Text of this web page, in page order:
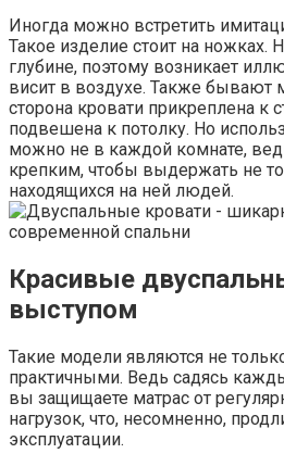
Иногда можно встретить
Такое изделие стоит на ножках.
глубине, поэтому возникает
висит в воздухе. Также бывают
сторона кровати прикреплена к
подвешена к потолку. Но
можно не в каждой комнате,
крепким, чтобы выдержать не
находящихся на ней людей.
Красивые
выступом
Такие модели являются не
практичными. Ведь садясь
вы защищаете матрас от
нагрузок, что, несомненно,
эксплуатации.